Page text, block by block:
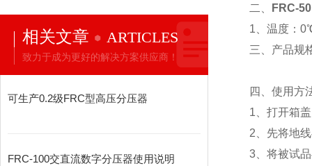
相关文章 ARTICLES
致力于成为更好的解决方案供应商！
可生产0.2级FRC型高压分压器
FRC-100交直流数字分压器使用说明
二、
FRC-
1、温度：
三、产品规
四、使用方
1、打开箱
2、先将地
3、将被试